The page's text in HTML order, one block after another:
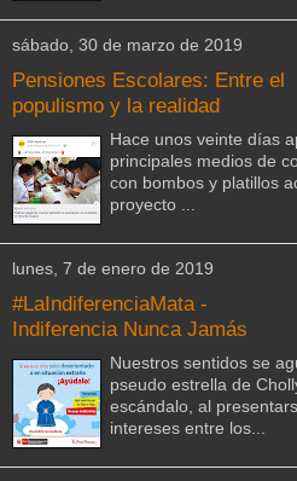
sábado, 30 de marzo de 2019
Pensiones Escolares: Entre el
populismo y la realidad
Hace unos veinte días
principales medios de
con bombos y platillos
proyecto ...
lunes, 7 de enero de 2019
#LaIndiferenciaMata -
Indiferencia Nunca Jamás
Nuestros sentidos se
pseudo estrella de
escándalo, al
intereses entre los...